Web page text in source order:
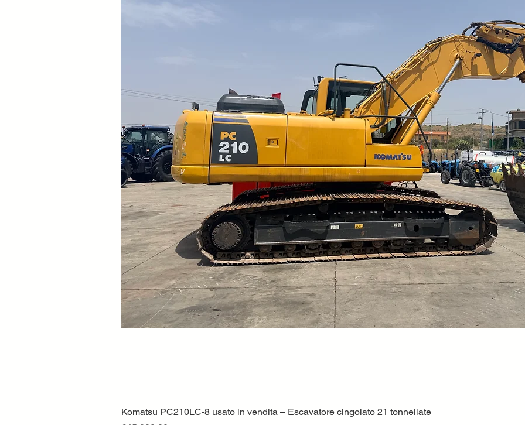
Quick View
Komatsu PC210LC-8 usato in vendita – Escavatore cingolato 21 tonnellate